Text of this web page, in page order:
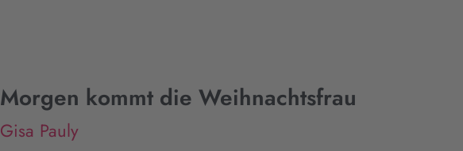
Morgen kommt die Weihnachtsfrau
Gisa Pauly